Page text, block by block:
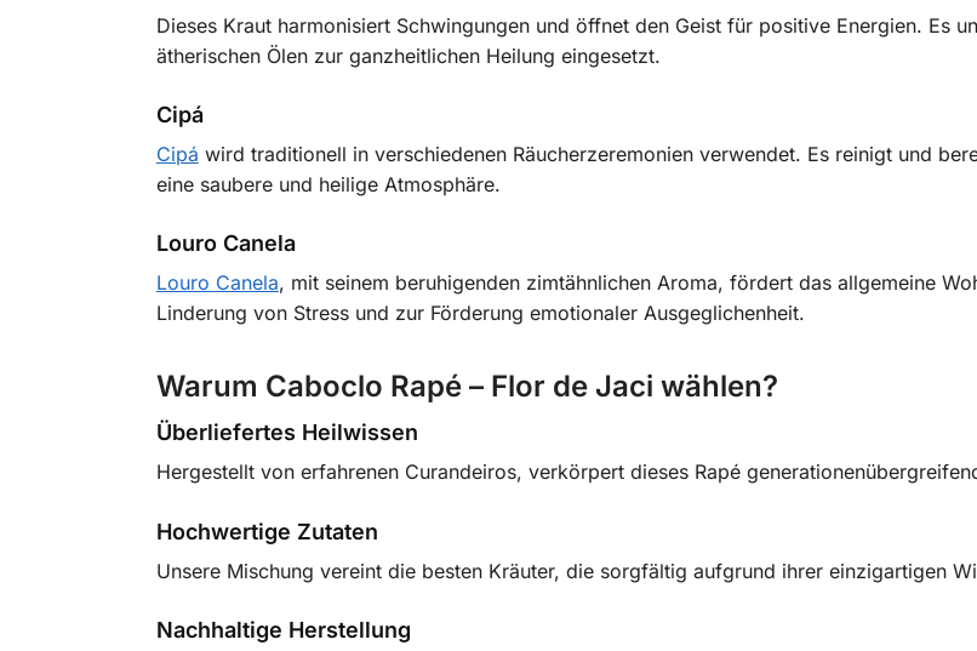
Dieses Kraut harmonisiert Schwingungen und öffnet den Geist für positive Energien. Es
ätherischen Ölen zur ganzheitlichen Heilung eingesetzt.
Cipá
Cipá wird traditionell in verschiedenen Räucherzeremonien verwendet. Es reinigt und
eine saubere und heilige Atmosphäre.
Louro Canela
Louro Canela, mit seinem beruhigenden zimtähnlichen Aroma, fördert das allgemeine
Linderung von Stress und zur Förderung emotionaler Ausgeglichenheit.
Warum Caboclo Rapé – Flor de Jaci wählen?
Überliefertes Heilwissen
Hergestellt von erfahrenen Curandeiros, verkörpert dieses Rapé
Hochwertige Zutaten
Unsere Mischung vereint die besten Kräuter, die sorgfältig aufgrund ihrer einzigartigen
Nachhaltige Herstellung